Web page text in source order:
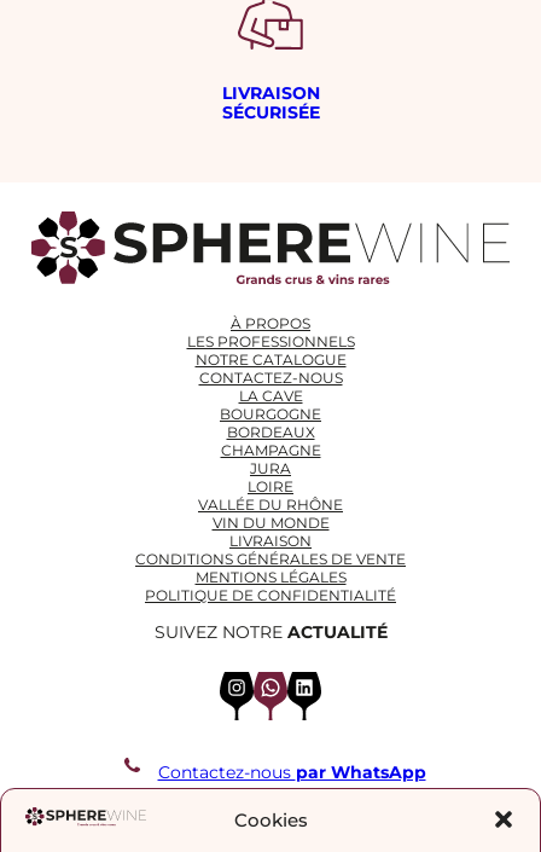
Cookies
LIVRAISON
SÉCURISÉE
À PROPOS
LES PROFESSIONNELS
NOTRE CATALOGUE
CONTACTEZ-NOUS
LA CAVE
BOURGOGNE
BORDEAUX
CHAMPAGNE
JURA
LOIRE
VALLÉE DU RHÔNE
VIN DU MONDE
LIVRAISON
CONDITIONS GÉNÉRALES DE VENTE
MENTIONS LÉGALES
POLITIQUE DE CONFIDENTIALITÉ
SUIVEZ NOTRE ACTUALITÉ
InstagramWhatsApp LinkedIn
Contactez-nous par WhatsApp
REJOIGNEZ NOTRE LISTE DE DIFFUSION